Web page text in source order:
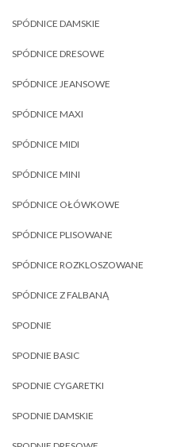
SPÓDNICE DAMSKIE
SPÓDNICE DRESOWE
SPÓDNICE JEANSOWE
SPÓDNICE MAXI
SPÓDNICE MIDI
SPÓDNICE MINI
SPÓDNICE OŁÓWKOWE
SPÓDNICE PLISOWANE
SPÓDNICE ROZKLOSZOWANE
SPÓDNICE Z FALBANĄ
SPODNIE
SPODNIE BASIC
SPODNIE CYGARETKI
SPODNIE DAMSKIE